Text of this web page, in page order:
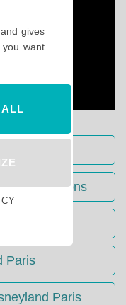
informations
Paris
Paris
gives
want